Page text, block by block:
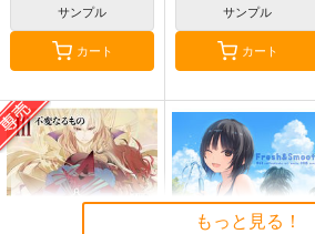
サンプル
カート
サンプル
カート
もっと見る！